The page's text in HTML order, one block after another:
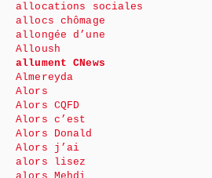
allocations sociales
allocs chômage
allongée d’une
Alloush
allument CNews
Almereyda
Alors
Alors CQFD
Alors c’est
Alors Donald
Alors j’ai
alors lisez